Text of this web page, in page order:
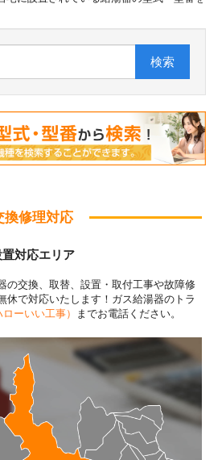
検索
換修理対応
対応エリア
の交換、取替、設置・取付工事や故障修
休で対応いたします！ガス給湯器のトラ
ーいい工事） までお電話ください。